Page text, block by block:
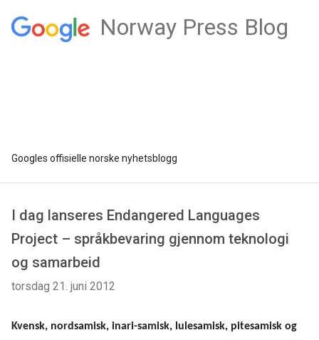
Norway Press Blog
Googles offisielle norske nyhetsblogg
I dag lanseres Endangered Languages
Project – språkbevaring gjennom teknologi
og samarbeid
torsdag 21. juni 2012
Kvensk, nordsamisk, inari-samisk, lulesamisk, pitesamisk og